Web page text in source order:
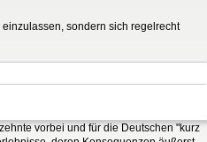
sondern sich regelrecht
vorbei und für die Deutschen "kurz